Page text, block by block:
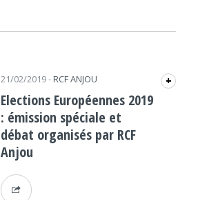
21/02/2019- RCF ANJOU +
Elections Européennes 2019
: émission spéciale et
débat organisés par RCF
Anjou